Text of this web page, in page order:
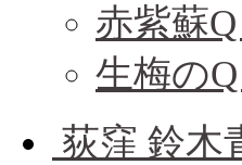
赤紫蘇
生梅の
荻窪 鈴木